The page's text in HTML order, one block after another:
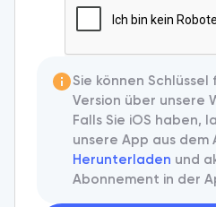
Sie können
Version über unsere
Falls Sie iOS haben,
unsere App aus
Herunterladen und
Abonnement in der